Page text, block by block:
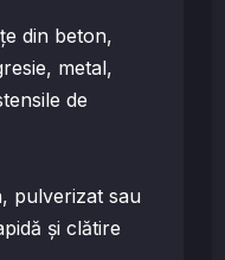
din beton,
metal,
de
pulverizat sau
și clătire